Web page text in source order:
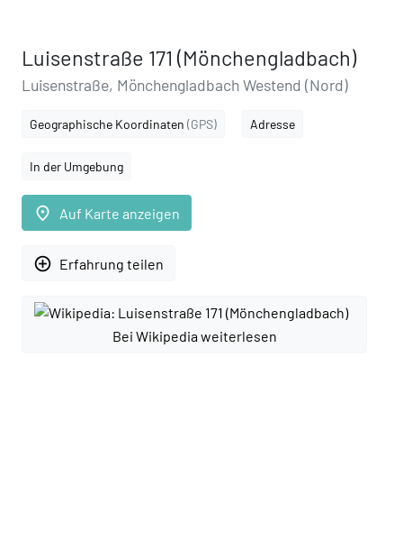
Luisenstraße 171 (Mönchengladbach)
Luisenstraße, Mönchengladbach Westend (Nord)
Geographische Koordinaten (GPS) Adresse
In der Umgebung
place Auf Karte anzeigen
add_circle_outline Erfahrung teilen
Bei Wikipedia weiterlesen